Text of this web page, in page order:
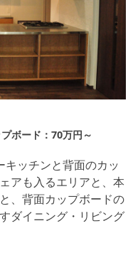
ボード：70万円～
キッチンと背面のカッ
アも入るエリアと、本
、背面カップボードの
ダイニング・リビング